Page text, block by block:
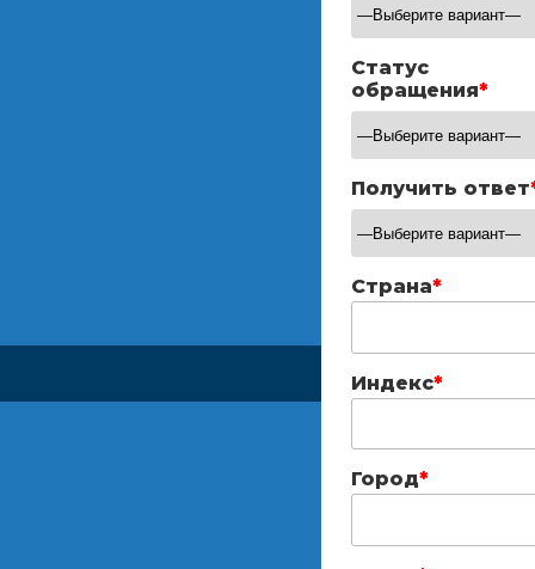
Статус
обращения*
Получить ответ
Страна*
Индекс*
Город*